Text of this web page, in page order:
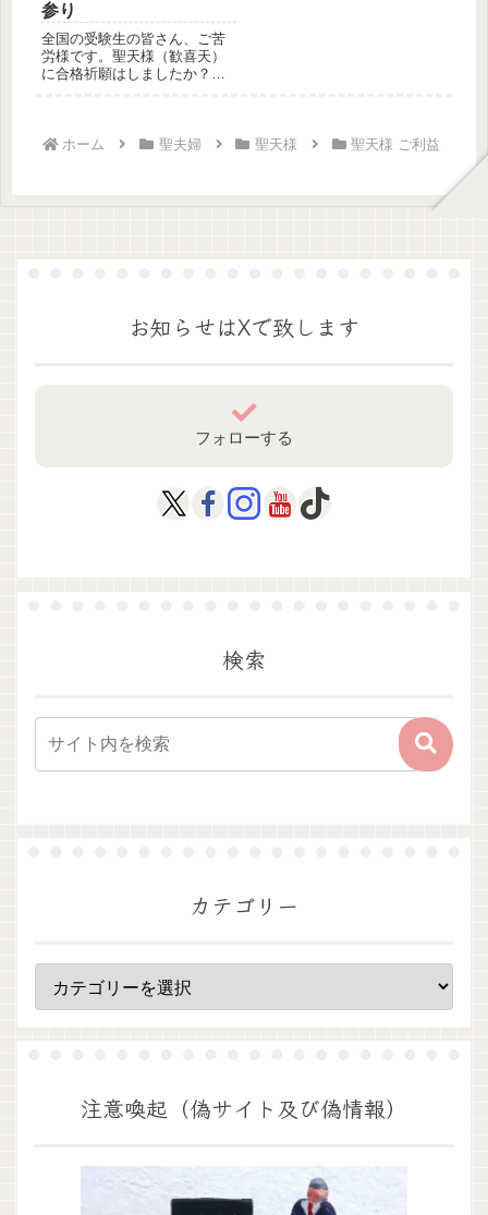
参り
全国の受験生の皆さん、ご苦
労様です。聖天様（歓喜天）
に合格祈願はしましたか？既
ホーム 聖夫婦 聖天様 聖天様 ご利益
お知らせはXで致します
フォローする
検索
カテゴリー
注意喚起（偽サイト及び偽情報）